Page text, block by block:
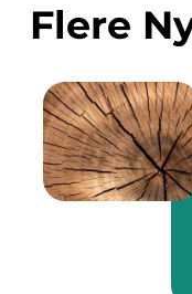
Flere